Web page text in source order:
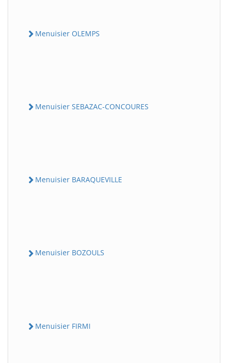
Menuisier OLEMPS
Menuisier SEBAZAC-CONCOURES
Menuisier BARAQUEVILLE
Menuisier BOZOULS
Menuisier FIRMI